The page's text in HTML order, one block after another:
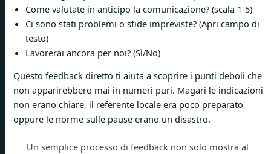
Come valutate in anticipo la comunicazione? (scala 1-5)
Ci sono stati problemi o sfide impreviste? (Apri campo di
testo)
Lavorerai ancora per noi? (Sì/No)
Questo feedback diretto ti aiuta a scoprire i punti deboli che
non apparirebbero mai in numeri puri. Magari le indicazioni
non erano chiare, il referente locale era poco preparato
oppure le norme sulle pause erano un disastro.
Un semplice processo di feedback non solo mostra al